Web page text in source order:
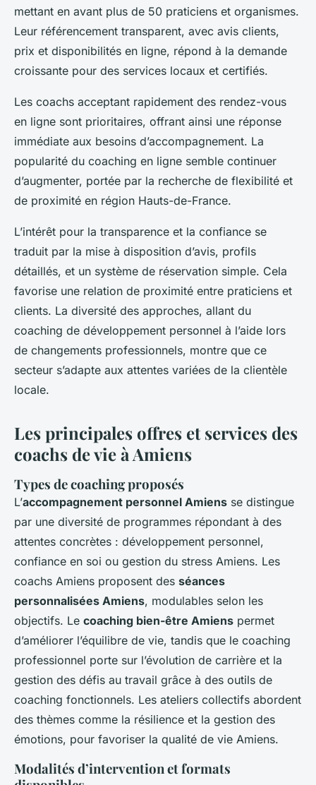
mettant en avant plus de 50 praticiens et organismes.
Leur référencement transparent, avec avis clients,
prix et disponibilités en ligne, répond à la demande
croissante pour des services locaux et certifiés.
Les coachs acceptant rapidement des rendez-vous
en ligne sont prioritaires, offrant ainsi une réponse
immédiate aux besoins d’accompagnement. La
popularité du coaching en ligne semble continuer
d’augmenter, portée par la recherche de flexibilité et
de proximité en région Hauts-de-France.
L’intérêt pour la transparence et la confiance se
traduit par la mise à disposition d’avis, profils
détaillés, et un système de réservation simple. Cela
favorise une relation de proximité entre praticiens et
clients. La diversité des approches, allant du
coaching de développement personnel à l’aide lors
de changements professionnels, montre que ce
secteur s’adapte aux attentes variées de la clientèle
locale.
Les principales offres et services des
coachs de vie à Amiens
Types de coaching proposés
L’accompagnement personnel Amiens se distingue
par une diversité de programmes répondant à des
attentes concrètes : développement personnel,
confiance en soi ou gestion du stress Amiens. Les
coachs Amiens proposent des séances
personnalisées Amiens, modulables selon les
objectifs. Le coaching bien-être Amiens permet
d’améliorer l’équilibre de vie, tandis que le coaching
professionnel porte sur l’évolution de carrière et la
gestion des défis au travail grâce à des outils de
coaching fonctionnels. Les ateliers collectifs abordent
des thèmes comme la résilience et la gestion des
émotions, pour favoriser la qualité de vie Amiens.
Modalités d’intervention et formats